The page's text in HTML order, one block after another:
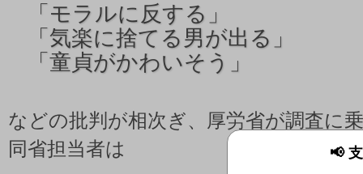
📢
「 モラルに反する」
「 気楽に捨てる男が出る」
「 童貞がかわいそう」
などの批判が相次ぎ、厚労省が調査に
同省担当者は